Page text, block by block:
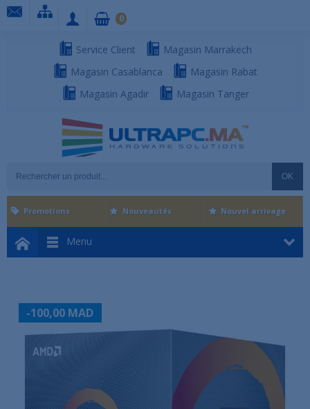
Service Client
Magasin Marrakech
Magasin Casablanca
Magasin Rabat
Magasin Agadir
Magasin Tanger
OK
0
Menu
Promotions Nouveautés Nouvel arrivage
-100,00 MAD